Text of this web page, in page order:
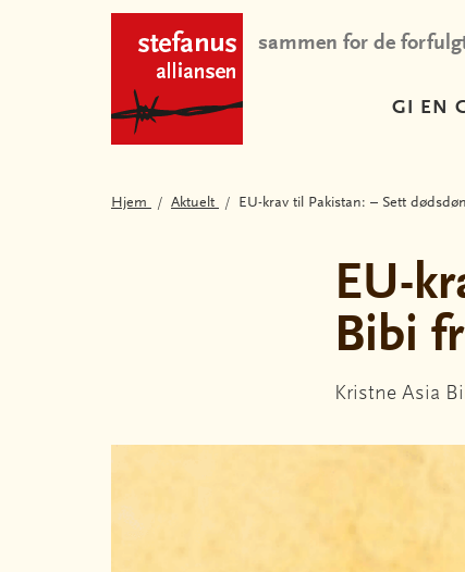
sammen for de
GI EN
Hjem Aktuelt EU-krav til Pakistan: – Sett
EU-
Bibi
Kristne Asia